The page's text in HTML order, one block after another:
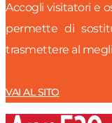
Accogli visitatori e
permette di
trasmettere al
VAI AL SITO